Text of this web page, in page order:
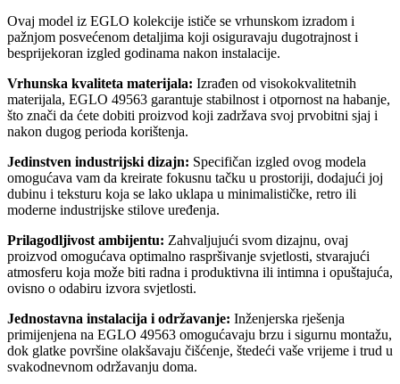
Ovaj model iz EGLO kolekcije ističe se vrhunskom izradom i
pažnjom posvećenom detaljima koji osiguravaju dugotrajnost i
besprijekoran izgled godinama nakon instalacije.
Vrhunska kvaliteta materijala: Izrađen od visokokvalitetnih
materijala, EGLO 49563 garantuje stabilnost i otpornost na habanje,
što znači da ćete dobiti proizvod koji zadržava svoj prvobitni sjaj i
nakon dugog perioda korištenja.
Jedinstven industrijski dizajn: Specifičan izgled ovog modela
omogućava vam da kreirate fokusnu tačku u prostoriji, dodajući joj
dubinu i teksturu koja se lako uklapa u minimalističke, retro ili
moderne industrijske stilove uređenja.
Prilagodljivost ambijentu: Zahvaljujući svom dizajnu, ovaj
proizvod omogućava optimalno raspršivanje svjetlosti, stvarajući
atmosferu koja može biti radna i produktivna ili intimna i opuštajuća,
ovisno o odabiru izvora svjetlosti.
Jednostavna instalacija i održavanje: Inženjerska rješenja
primijenjena na EGLO 49563 omogućavaju brzu i sigurnu montažu,
dok glatke površine olakšavaju čišćenje, štedeći vaše vrijeme i trud u
svakodnevnom održavanju doma.